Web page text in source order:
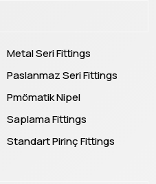
Metal Seri Fittings
Paslanmaz Seri Fittings
Pmömatik Nipel
Saplama Fittings
Standart Pirinç Fittings